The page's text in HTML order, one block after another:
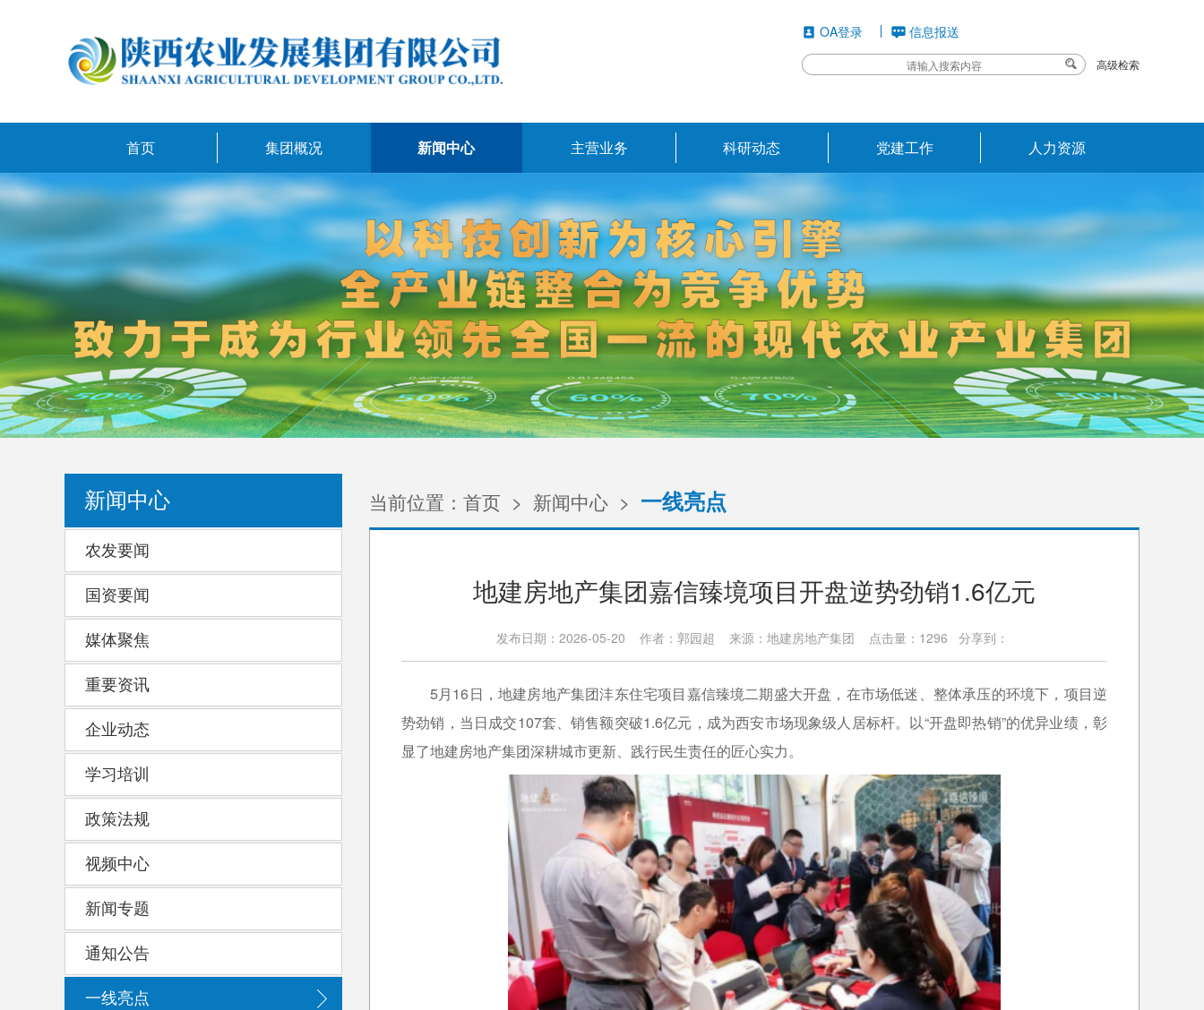
OA登录 信息报送
高级检索
首页 集团概况 新闻中心 主营业务 科研动态 党建工作 人力资源
新闻中心
农发要闻
国资要闻
媒体聚焦
重要资讯
企业动态
学习培训
政策法规
视频中心
新闻专题
通知公告
一线亮点
当前位置： 首页 > 新闻中心 > 一线亮点
地建房地产集团嘉信臻境项目开盘逆势劲销1.6亿元
发布日期：2026-05-20 作者：郭园超 来源：地建房地产集团 点击量：1296 分享到：
5月16日，地建房地产集团沣东住宅项目嘉信臻境二期盛大开盘，在市场低迷、整体承压的环境下，项目逆
势劲销，当日成交107套、销售额突破1.6亿元，成为西安市场现象级人居标杆。以“开盘即热销”的优异业绩，彰
显了地建房地产集团深耕城市更新、践行民生责任的匠心实力。